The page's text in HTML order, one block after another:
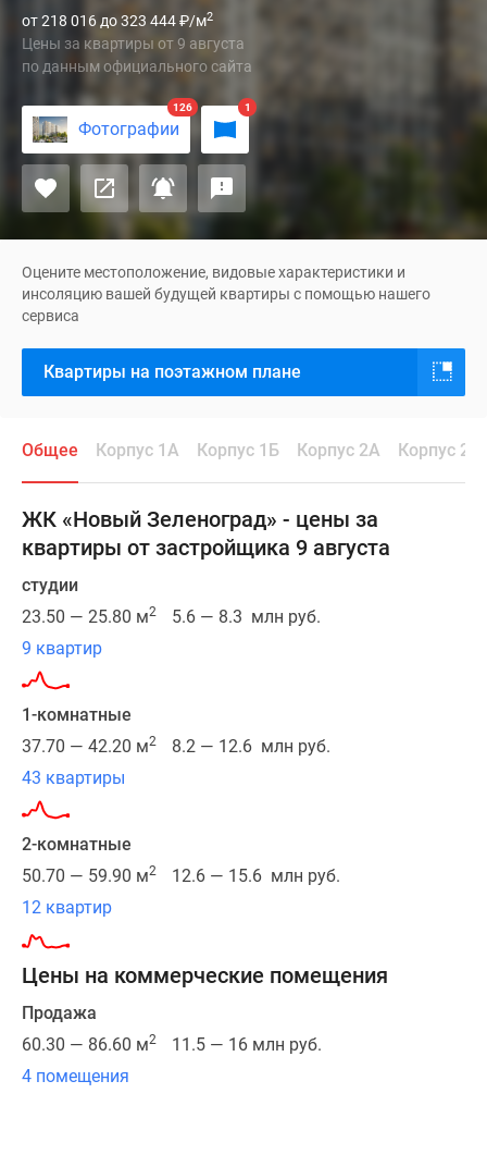
«Новый
Зеленоград»
в
поселке
Рузино,
расположенном
в
Солнечногорском
районе
Московской
области.
Это
один
из
живописных
уголков
рядом
находятся
пруд
и
лесной
массив.
Строительство
разбито
несколько
этапов.
В
первой
очереди
корпусов,
часть
которых
уже
сдана
от 218 016 до 323 444₽/м2
Цены за квартиры от 9 августа
по данным официального сайта
Фотографии
126 1
Оцените местоположение, видовые характеристики и
инсоляцию вашей будущей квартиры с помощью нашего
сервиса
Квартиры на поэтажном плане
Общее Корпус 1А Корпус 1Б Корпус 2А Корпус 2Б
ЖК «Новый Зеленоград» - цены за
квартиры от застройщика 9 августа
студии
23.50 — 25.80 м2
5.6 — 8.3 млн руб.
9 квартир
1-комнатные
37.70 — 42.20 м2
8.2 — 12.6 млн руб.
43 квартиры
2-комнатные
50.70 — 59.90 м2
12.6 — 15.6 млн руб.
12 квартир
Цены на коммерческие помещения
Продажа
60.30 — 86.60 м2
11.5 — 16 млн руб.
4 помещения